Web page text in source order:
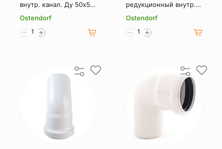
внутр. канал. Ду 50х50
Ostendorf
редукционный внутр.
50х32х87 OSTENDORF
Ostendorf